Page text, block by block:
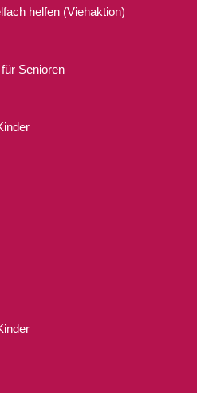
helfen (Viehaktion)
Senioren